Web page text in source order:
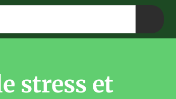
stress et